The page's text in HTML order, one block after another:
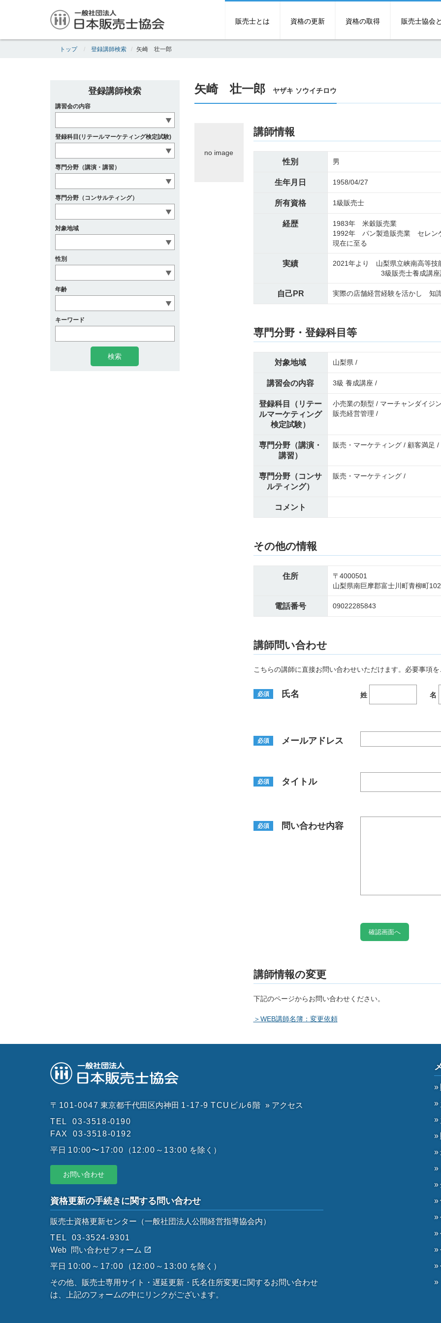
販売士とは 資格の更新 資格の取得 販売士協会
トップ 登録講師検索 矢崎 壮一郎
登録講師検索
講習会の内容
登録科目(リテールマーケティング検定試験)
専門分野（講演・講習）
専門分野（コンサルティング）
対象地域
性別
年齢
キーワード
矢崎 壮一郎 ヤザキ ソウイチロウ
no image
講師情報
性別 男
生年月日 1958/04/27
所有資格 1級販売士
経歴
1983年 米穀販売業
1992年 パン製造販売業 セレン
現在に至る
実績
2021年より 山梨県立峡南高等
3級販売士養成講座
自己PR 実際の店舗経営経験を活かし 知
専門分野・登録科目等
対象地域 山梨県 /
講習会の内容 3級 養成講座 /
登録科目（リテー
ルマーケティング
検定試験）
小売業の類型 / マーチャンダイジ
販売経営管理 /
専門分野（講演・
講習）
販売・マーケティング / 顧客満足 /
専門分野（コンサ
ルティング）
販売・マーケティング /
コメント
その他の情報
住所
〒4000501
山梨県南巨摩郡富士川町青柳町
電話番号 09022285843
講師問い合わせ
こちらの講師に直接お問い合わせいただけます。必要事項
必須 氏名 姓 名
必須 メールアドレス
必須 タイトル
必須 問い合わせ内容
講師情報の変更
下記のページからお問い合わせください。
＞WEB講師名簿：変更依頼
〒101-0047 東京都千代田区内神田 1-17-9 TCUビル6階
» アクセス
TEL
03-3518-0190
FAX
03-3518-0192
平日 10:00〜17:00 （12:00～13:00 を除く）
お問い合わせ
資格更新の手続きに関する問い合わせ
販売士資格更新センター （一般社団法人公開経営指導協会内）
TEL
03-3524-9301
Web
問い合わせフォーム
平日 10:00～17:00 （12:00～13:00 を除く）
その他、販売士専用サイト・遅延更新・氏名住所変更に関するお問い合わせ
は、上記のフォームの中にリンクがございます。